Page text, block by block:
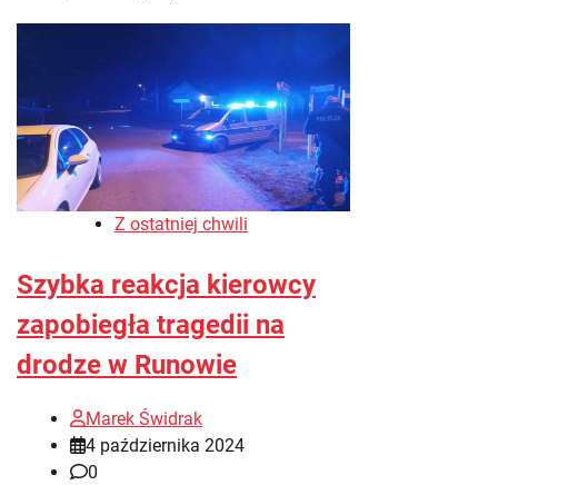
Z ostatniej chwili
Szybka reakcja kierowcy
zapobiegła tragedii na
drodze w Runowie
Marek Świdrak
4 października 2024
0